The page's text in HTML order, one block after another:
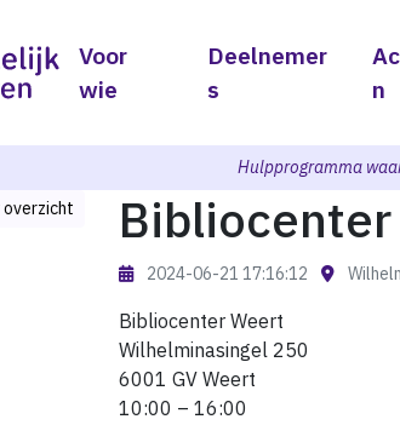
Voor
wie
Deelnemer
s
n
Hulpprogramma
2024-06-21 17:16:12
Bibliocenter Weert
Wilhelminasingel 250
6001 GV Weert
10:00 – 16:00